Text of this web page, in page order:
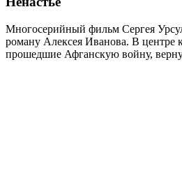
Многосерийный фильм Сергея
роману Алексея Иванова. В центре
прошедшие Афганскую войну,